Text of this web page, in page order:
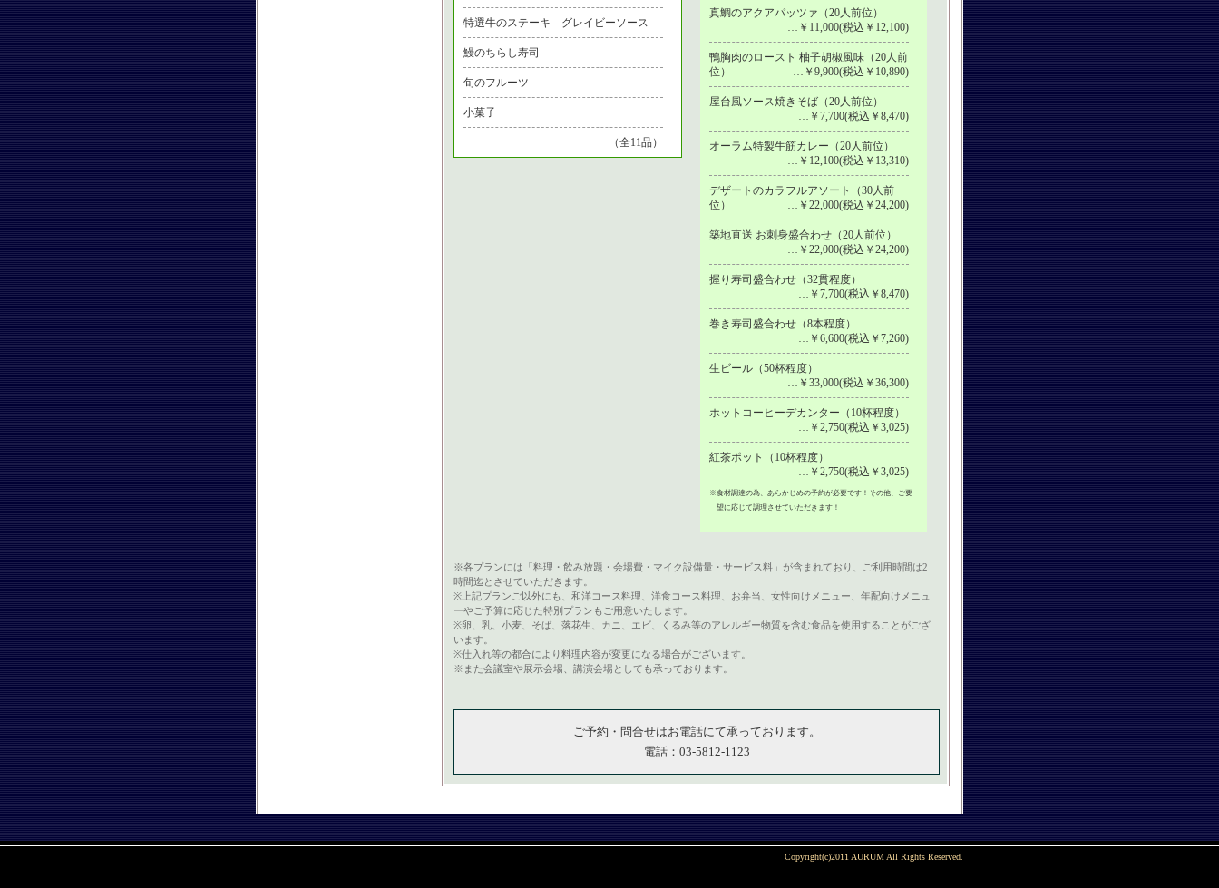
特選牛のステーキ グレイビーソース
鰻のちらし寿司
旬のフルーツ
小菓子
（全11品）
真鯛のアクアパッツァ（20人前位）
…￥11,000(税込￥12,100)
鴨胸肉のロースト 柚子胡椒風味（20人前
位）
…￥9,900(税込￥10,890)
屋台風ソース焼きそば（20人前位）
…￥7,700(税込￥8,470)
オーラム特製牛筋カレー（20人前位）
…￥12,100(税込￥13,310)
デザートのカラフルアソート（30人前
位）
…￥22,000(税込￥24,200)
築地直送 お刺身盛合わせ（20人前位）
…￥22,000(税込￥24,200)
握り寿司盛合わせ（32貫程度）
…￥7,700(税込￥8,470)
巻き寿司盛合わせ（8本程度）
…￥6,600(税込￥7,260)
生ビール（50杯程度）
…￥33,000(税込￥36,300)
ホットコーヒーデカンター（10杯程度）
…￥2,750(税込￥3,025)
紅茶ポット（10杯程度）
…￥2,750(税込￥3,025)
※食材調達の為、あらかじめの予約が必要です！その他、ご要
望に応じて調理させていただきます！
※各プランには「料理・飲み放題・会場費・マイク設備量・サービス料」が含まれており、ご利用時間は2
時間迄とさせていただきます。
※上記プランご以外にも、和洋コース料理、洋食コース料理、お弁当、女性向けメニュー、年配向けメニュ
ーやご予算に応じた特別プランもご用意いたします。
※卵、乳、小麦、そば、落花生、カニ、エビ、くるみ等のアレルギー物質を含む食品を使用することがござ
います。
※仕入れ等の都合により料理内容が変更になる場合がございます。
※また会議室や展示会場、講演会場としても承っております。
ご予約・問合せはお電話にて承っております。
電話：03-5812-1123
Copyright(c)2011 AURUM All Rights Reserved.